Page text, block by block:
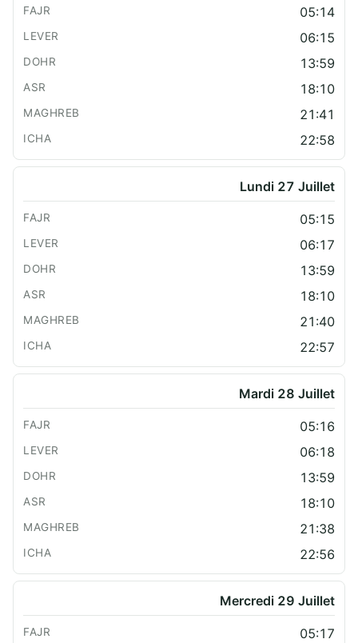
05:14
06:15
13:59
18:10
21:41
22:58
Lundi 27 Juillet
05:15
06:17
13:59
18:10
21:40
22:57
Mardi 28 Juillet
05:16
06:18
13:59
18:10
21:38
22:56
Mercredi 29 Juillet
05:17